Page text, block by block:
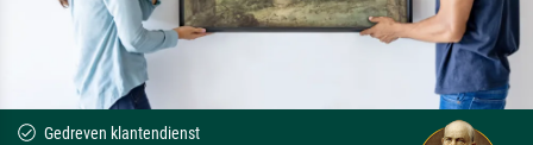
Gedreven klantendienst